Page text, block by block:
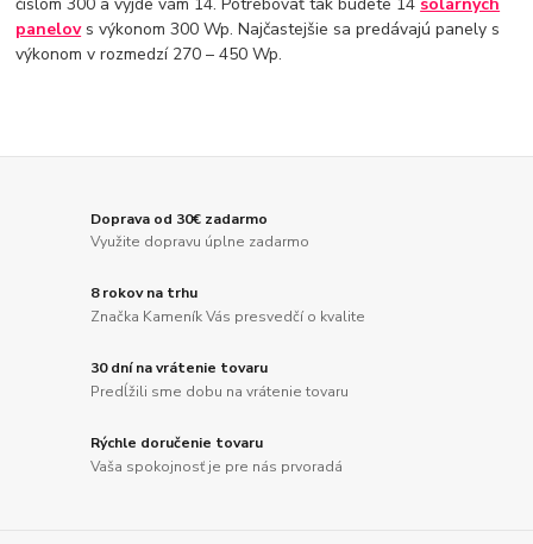
panelovs výkonom 300 Wp. Najčastejšie sa predávajú panely s
výkonom v rozmedzí 270 – 450 Wp.
Doprava od 30€ zadarmo
Využite dopravu úplne zadarmo
8 rokov na trhu
Značka Kameník Vás presvedčí o kvalite
30 dní na vrátenie tovaru
Predĺžili sme dobu na vrátenie tovaru
Rýchle doručenie tovaru
Vaša spokojnosť je pre nás prvoradá